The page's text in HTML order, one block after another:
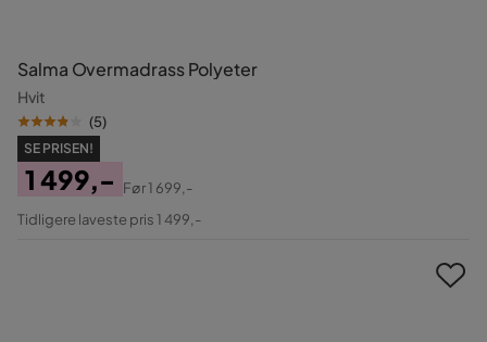
Salma Overmadrass Polyeter
Hvit
(5)
SE PRISEN!
Pris
1 499,-
Original
Før1 699,-
Tidligere laveste pris 1 499,-